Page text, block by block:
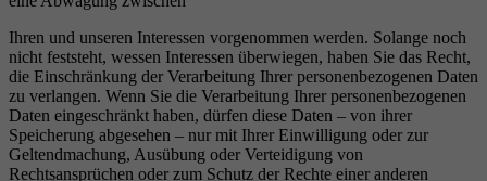
Ihren und unseren Interessen vorgenommen werden. Solange noch
nicht feststeht, wessen Interessen überwiegen, haben Sie das Recht,
die Einschränkung der Verarbeitung Ihrer personenbezogenen Daten
zu verlangen. Wenn Sie die Verarbeitung Ihrer personenbezogenen
Daten eingeschränkt haben, dürfen diese Daten – von ihrer
Speicherung abgesehen – nur mit Ihrer Einwilligung oder zur
Geltendmachung, Ausübung oder Verteidigung von
Rechtsansprüchen oder zum Schutz der Rechte einer anderen